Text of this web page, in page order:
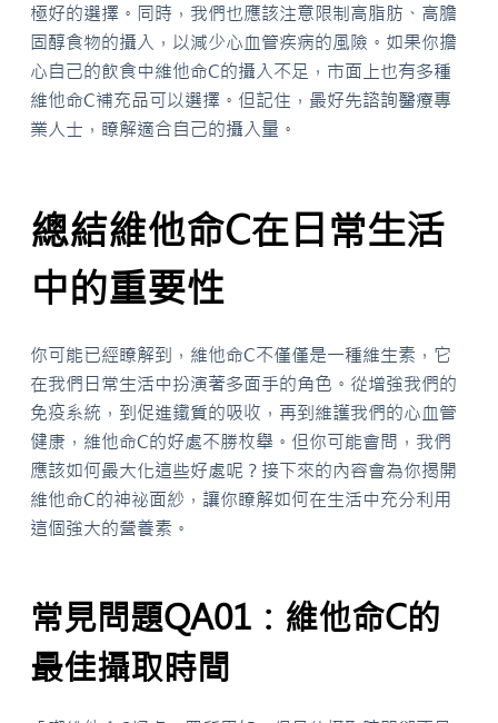
極好的選擇。同時，我們也應該注意限制高脂肪、高膽
固醇食物的攝入，以減少心血管疾病的風險。如果你擔
心自己的飲食中維他命C的攝入不足，市面上也有多種
維他命C補充品可以選擇。但記住，最好先諮詢醫療專
業人士，瞭解適合自己的攝入量。
總結維他命C在日常生活
中的重要性
你可能已經瞭解到，維他命C不僅僅是一種維生素，它
在我們日常生活中扮演著多面手的角色。從增強我們的
免疫系統，到促進鐵質的吸收，再到維護我們的心血管
健康，維他命C的好處不勝枚舉。但你可能會問，我們
應該如何最大化這些好處呢？接下來的內容會為你揭開
維他命C的神祕面紗，讓你瞭解如何在生活中充分利用
這個強大的營養素。
常見問題QA01：維他命C的
最佳攝取時間